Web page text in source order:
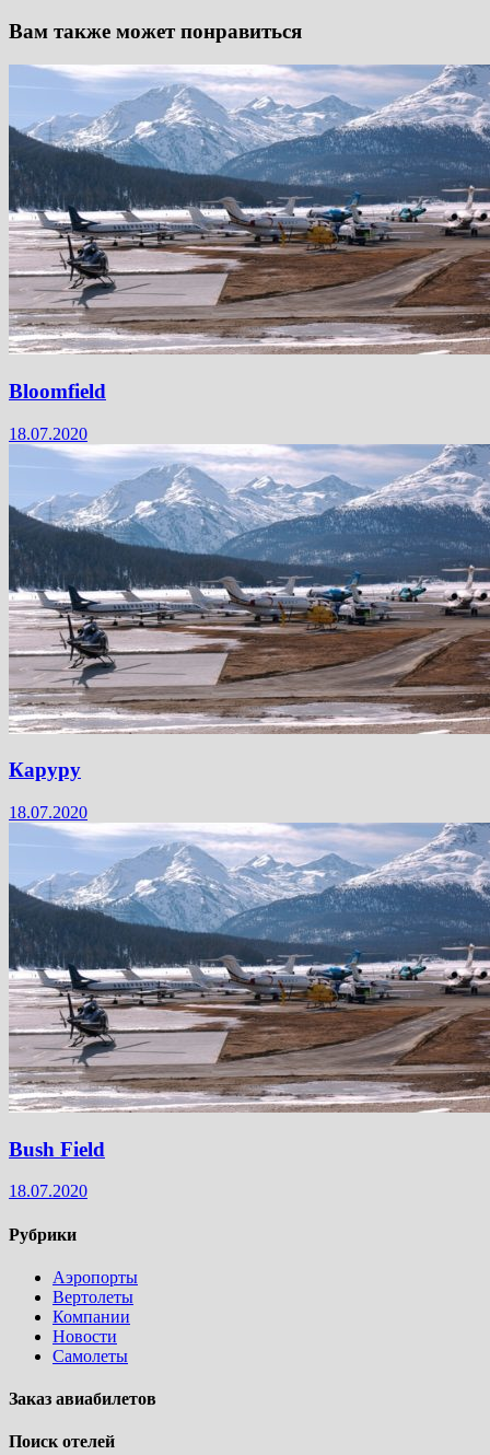
Вам также может понравиться
Bloomfield
18.07.2020
Каруру
18.07.2020
Bush Field
18.07.2020
Рубрики
Аэропорты
Вертолеты
Компании
Новости
Самолеты
Заказ авиабилетов
Поиск отелей